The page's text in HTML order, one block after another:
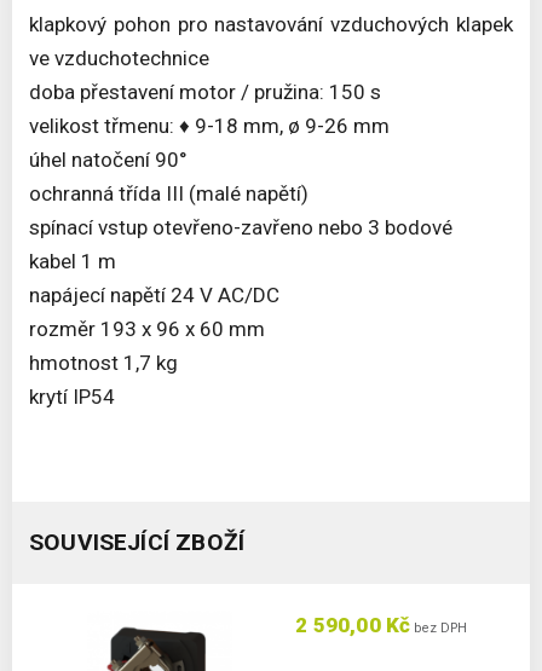
klapkový pohon pro nastavování vzduchových klapek
ve vzduchotechnice
doba přestavení motor / pružina: 150 s
velikost třmenu: ♦ 9-18 mm, ø 9-26 mm
úhel natočení 90°
ochranná třída III (malé napětí)
spínací vstup otevřeno-zavřeno nebo 3 bodové
kabel 1 m
napájecí napětí 24 V AC/DC
rozměr 193 x 96 x 60 mm
hmotnost 1,7 kg
krytí IP54
SOUVISEJÍCÍ ZBOŽÍ
2 590,00 Kč bez DPH